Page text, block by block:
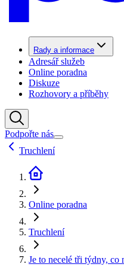
Rady a informace
Adresář služeb
Online poradna
Diskuze
Rozhovory a příběhy
Podpořte nás
Truchlení
Online poradna
Truchlení
Je to necelé tři týdny, co